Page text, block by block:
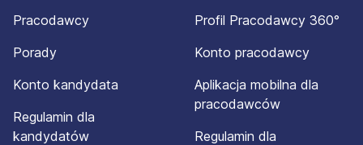
Pracodawcy
Porady
Konto kandydata
Regulamin dla
kandydatów
Profil Pracodawcy 360°
Konto pracodawcy
Aplikacja mobilna dla
pracodawców
Regulamin dla